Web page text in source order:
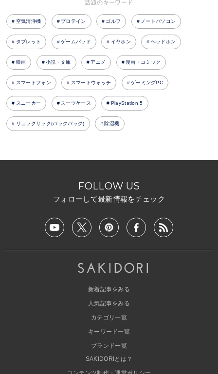
話題のキーワード
空気清浄機 プロテイン ゴルフ ノートパソコン
タブレット ゲームパッド イヤホン ヘッドホン
映画 小説・文庫 アニメ 漫画・コミック
スマートフォン スマートウォッチ ゲーミングPC
スニーカー スーツケース PlayStation 5
リュックサック(バックパック) 除湿機
FOLLOW US
フォローして最新情報をチェック
新着記事をみる
人気記事をみる
カテゴリ一覧
キーワード一覧
ブランド一覧
SAKIDORIとは？